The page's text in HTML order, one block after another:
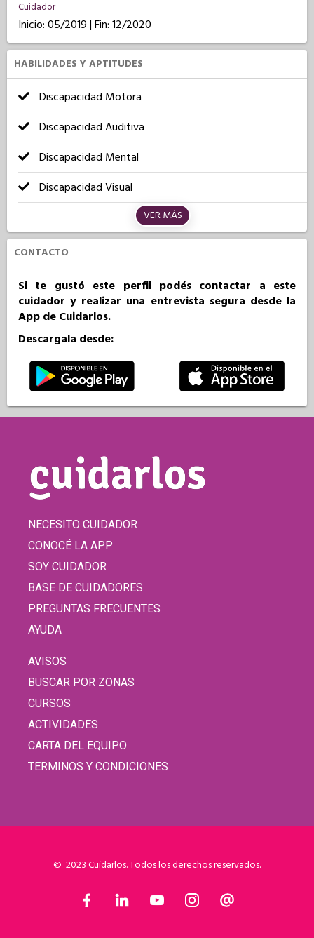
Cuidador
Inicio: 05/2019 | Fin: 12/2020
HABILIDADES Y APTITUDES
Discapacidad Motora
Discapacidad Auditiva
Discapacidad Mental
Discapacidad Visual
VER MÁS
CONTACTO
Si te gustó este perfil podés contactar a este
cuidador y realizar una entrevista segura desde la
App de Cuidarlos.
Descargala desde:
NECESITO CUIDADOR
CONOCÉ LA APP
SOY CUIDADOR
BASE DE CUIDADORES
PREGUNTAS FRECUENTES
AYUDA
AVISOS
BUSCAR POR ZONAS
CURSOS
ACTIVIDADES
CARTA DEL EQUIPO
TERMINOS Y CONDICIONES
© 2023 Cuidarlos. Todos los derechos reservados.